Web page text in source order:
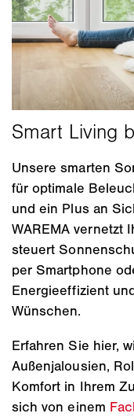
Unsere smarten
für optimale
und ein Plus an
WAREMA vernetzt
steuert
per Smartphone
Energieeffizient
Wünschen.
Erfahren Sie hier,
Außenjalousien,
Komfort in Ihrem
sich von einem